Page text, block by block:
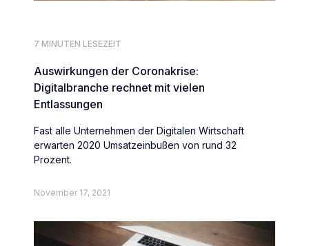
7 MINUTEN LESEZEIT
Auswirkungen der Coronakrise:
Digitalbranche rechnet mit vielen
Entlassungen
Fast alle Unternehmen der Digitalen Wirtschaft
erwarten 2020 Umsatzeinbußen von rund 32
Prozent.
November 17, 2021